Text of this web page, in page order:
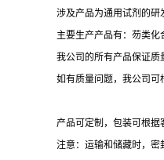
涉及产品为通用试剂的研
主要生产产品有：芴类化
我公司的所有产品保证质
如有质量问题，我公司可
产品可定制，包装可根据
注意：运输和储藏时，密